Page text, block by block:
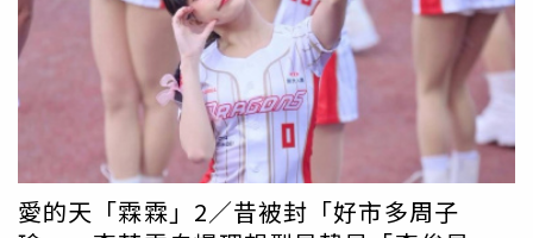
分，祈錦鈅與老公A先生，還有3名男性友人一起離開餐酒
館。隨後，一行人就近散步到鄰近的夜店續攤。一路上夫妻
倆緊牽著彼此的雙手、親暱依偎。A先生非常貼心地幫老婆
一路提包包，兩人走著走著A先生在大街上就親起了老婆祈
錦鈅的頭髮，完全不避人耳目，放閃指數爆表，而一旁友人
則是相當習慣，沒有半點反應。走著走著A先生在大街上就
親起了老婆祈錦鈅的頭髮，放閃無極限。（圖／本刊攝影
組）日前祈錦鈅出席活動，曾自爆身邊追求不斷，同時也有
愛的天「霖霖」2／昔被封「好市多周子